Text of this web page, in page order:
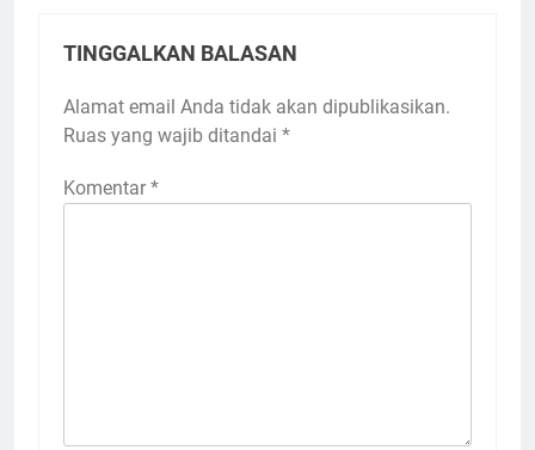
TINGGALKAN BALASAN
Alamat email Anda tidak akan dipublikasikan.
Ruas yang wajib ditandai *
Komentar *